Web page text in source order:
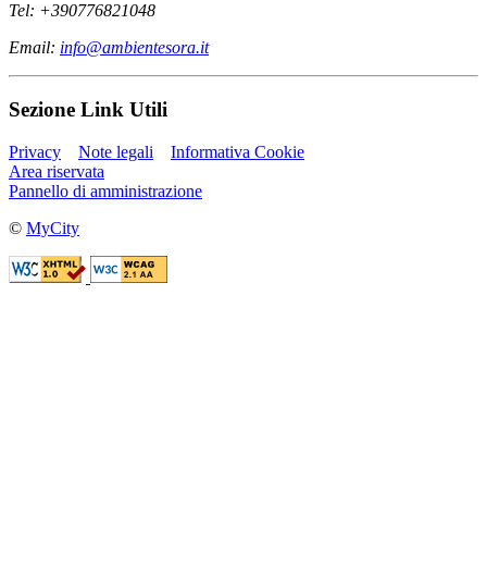
Tel: +390776821048
Email: info@ambientesora.it
Sezione Link Utili
Privacy Note legali
Informativa Cookie
Area riservata
Pannello di amministrazione
© MyCity